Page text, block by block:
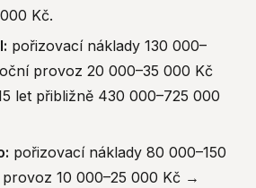
Kč.
pořizovací náklady 130 000–
provoz 20 000–35 000 Kč
let přibližně 430 000–725 000
pořizovací náklady 80 000–150
10 000–25 000 Kč →